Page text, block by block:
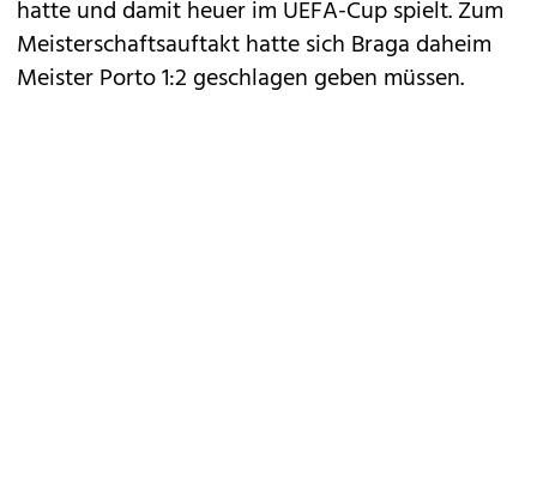
hatte und damit heuer im UEFA-Cup spielt. Zum
Meisterschaftsauftakt hatte sich Braga daheim
Meister Porto 1:2 geschlagen geben müssen.